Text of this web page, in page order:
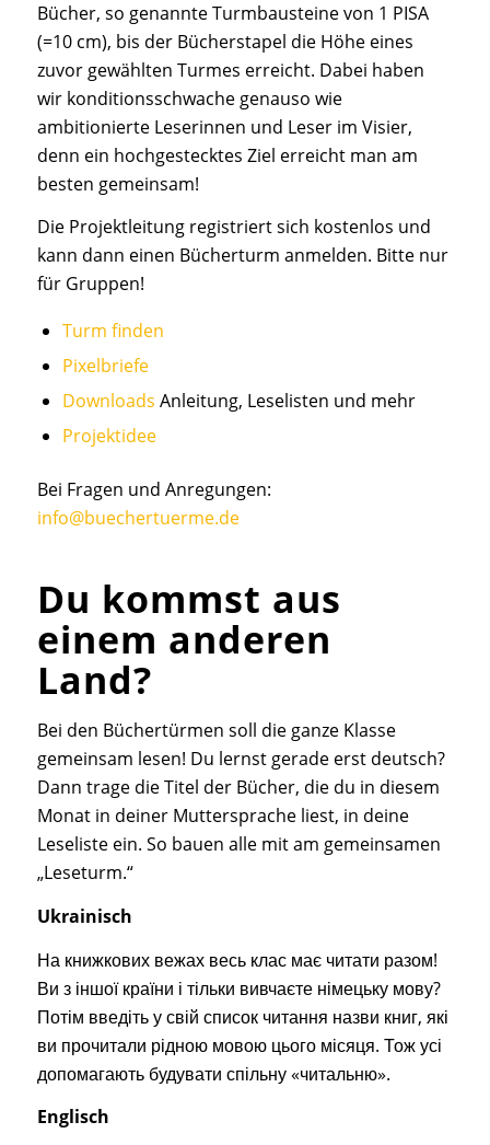
Bücher, so genannte Turmbausteine von 1 PISA
(=10 cm), bis der Bücherstapel die Höhe eines
zuvor gewählten Turmes erreicht. Dabei haben
wir konditionsschwache genauso wie
ambitionierte Leserinnen und Leser im Visier,
denn ein hochgestecktes Ziel erreicht man am
besten gemeinsam!
Die Projektleitung registriert sich kostenlos und
kann dann einen Bücherturm anmelden. Bitte nur
für Gruppen!
Turm finden
Pixelbriefe
Downloads Anleitung, Leselisten und mehr
Projektidee
Bei Fragen und Anregungen:
info@buechertuerme.de
Du kommst aus
einem anderen
Land?
Bei den Büchertürmen soll die ganze Klasse
gemeinsam lesen! Du lernst gerade erst deutsch?
Dann trage die Titel der Bücher, die du in diesem
Monat in deiner Muttersprache liest, in deine
Leseliste ein. So bauen alle mit am gemeinsamen
„Leseturm.“
Ukrainisch
На книжкових вежах весь клас має читати разом!
Ви з іншої країни і тільки вивчаєте німецьку мову?
Потім введіть у свій список читання назви книг, які
ви прочитали рідною мовою цього місяця. Тож усі
допомагають будувати спільну «читальню».
Englisch